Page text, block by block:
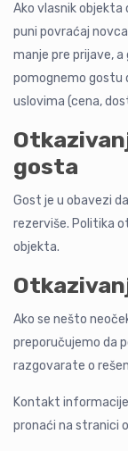
Ako vlasnik
puni povraćaj
manje pre prijave,
pomognemo gostu
uslovima (cena,
gosta
Gost je u obavezi
rezerviše. Politika
objekta.
Ako se nešto
preporučujemo da
razgovarate o
Kontakt
pronaći na stranici